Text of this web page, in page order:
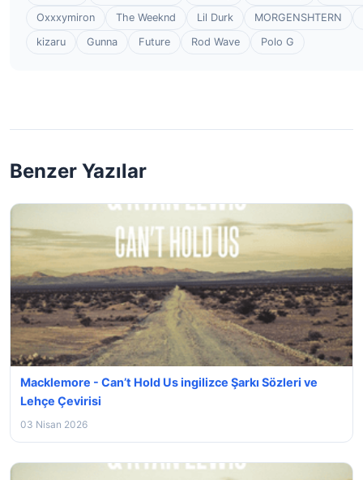
Oxxxymiron
The Weeknd Lil Durk
MORGENSHTERN
kizaru
Gunna Future Rod Wave Polo G
Benzer Yazılar
Macklemore - Can’t Hold Us ingilizce Şarkı Sözleri ve
Lehçe Çevirisi
03 Nisan 2026